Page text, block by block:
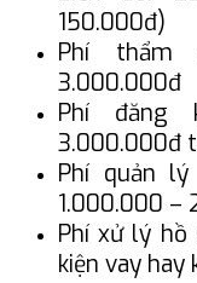
150.000đ)
Phí thẩm
3.000.000đ
Phí đăng
3.000.000đ
Phí quản
1.000.000 –
Phí xử lý hồ
kiện vay hay